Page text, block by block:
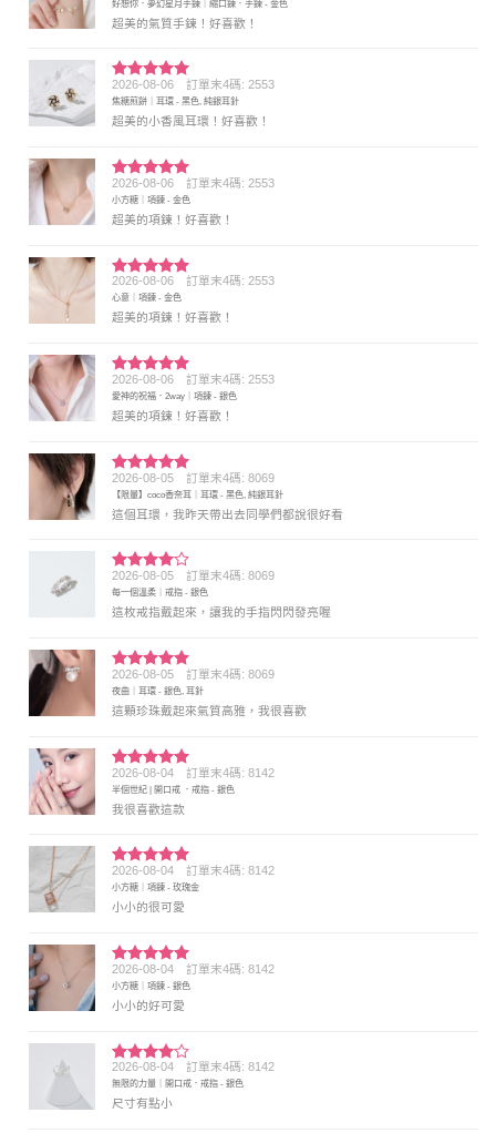
分 5
好想你．夢幻星月手鍊｜縮口鍊．手鍊 - 金色
超美的氣質手鍊！好喜歡！
評分5 滿
分 5
2026-08-06 訂單末4碼: 2553
焦糖煎餅｜耳環 - 黑色, 純銀耳針
超美的小香風耳環！好喜歡！
評分5 滿
分 5
2026-08-06 訂單末4碼: 2553
小方糖｜項鍊 - 金色
超美的項鍊！好喜歡！
評分5 滿
分 5
2026-08-06 訂單末4碼: 2553
心意｜項鍊 - 金色
超美的項鍊！好喜歡！
評分5 滿
分 5
2026-08-06 訂單末4碼: 2553
愛神的祝福．2way｜項鍊 - 銀色
超美的項鍊！好喜歡！
評分5滿
分 5
2026-08-05 訂單末4碼: 8069
【限量】coco香奈耳｜耳環 - 黑色, 純銀耳針
這個耳環，我昨天帶出去同學們都說很好看
評分4
滿分 5
2026-08-05 訂單末4碼: 8069
每一個溫柔｜戒指 - 銀色
這枚戒指戴起來，讓我的手指閃閃發亮喔
評分5 滿
分 5
2026-08-05 訂單末4碼: 8069
夜曲｜耳環 - 銀色, 耳針
這顆珍珠戴起來氣質高雅，我很喜歡
評分5滿
分 5
2026-08-04 訂單末4碼: 8142
半個世紀 | 開口戒 ．戒指 - 銀色
我很喜歡這款
評分5 滿
分 5
2026-08-04 訂單末4碼: 8142
小方糖｜項鍊 - 玫瑰金
小小的很可愛
評分5 滿
分 5
2026-08-04 訂單末4碼: 8142
小方糖｜項鍊 - 銀色
小小的好可愛
評分4
滿分 5
2026-08-04 訂單末4碼: 8142
無限的力量｜開口戒．戒指 - 銀色
尺寸有點小